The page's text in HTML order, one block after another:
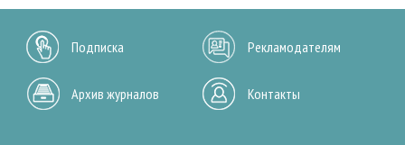
Подписка Рекламодателям
Архив журналов Контакты